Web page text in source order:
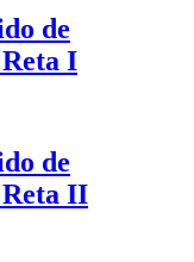
de
I
de
Reta II